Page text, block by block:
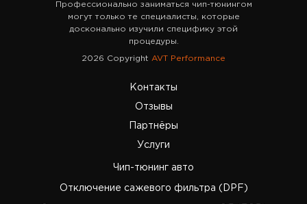
Профессионально заниматься чип-тюнингом
могут только те специалисты, которые
досконально изучили специфику этой
процедуры.
2026 Copyright AVT Performance
Услуги
Чип-тюнинг авто
Отключение сажевого фильтра (DPF)
Партнёры
Отзывы
Контакты